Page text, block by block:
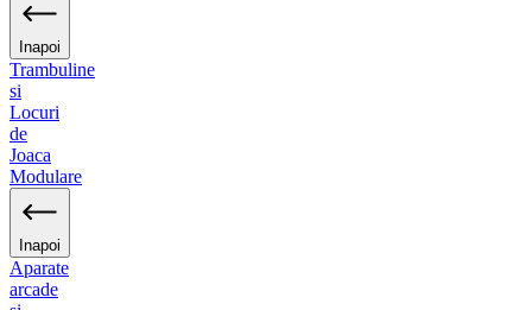
Inapoi
Trambuline
si
Locuri
de
Joaca
Modulare
Inapoi
Aparate
arcade